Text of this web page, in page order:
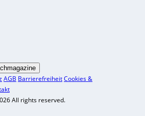
AGB BarrierefreiheitCookies &
All rights reserved.